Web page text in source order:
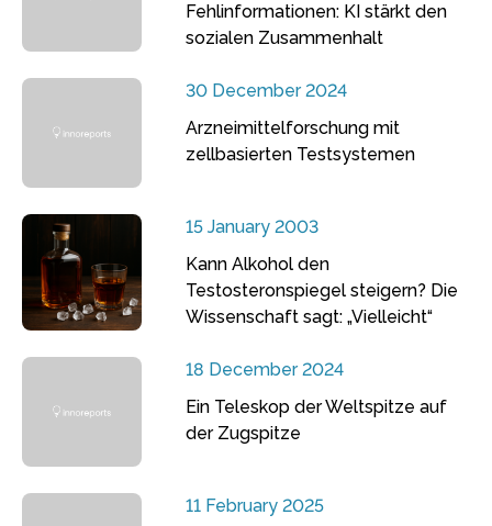
Fehlinformationen: KI stärkt den
sozialen Zusammenhalt
30 December 2024
Arzneimittelforschung mit
zellbasierten Testsystemen
15 January 2003
Kann Alkohol den
Testosteronspiegel steigern? Die
Wissenschaft sagt: „Vielleicht“
18 December 2024
Ein Teleskop der Weltspitze auf
der Zugspitze
11 February 2025